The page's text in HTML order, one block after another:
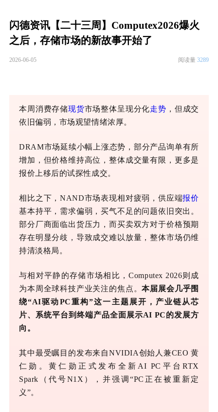
闪德资讯【二十三周】Computex2026爆火
之后，存储市场的新故事开始了
2026-06-05 阅读量 3289
本周消费存储现货市场整体呈现分化走势 ，但成交
依旧偏弱，市场观望情绪浓厚。
DRAM市场延续小幅上涨态势，部分产品询单有所
增加， 但价格维持高位，整体成交量有限， 更多是
报价上移后的试探性成交。
相比之下，NAND市场表现相对疲弱，供应端报价
基本持平， 需求偏弱 ，买气不足的问题依旧突出。
部分厂商面临出货压力，而买卖双方对于价格预期
存在明显分歧，导致成交难以放量，整体市场仍维
持清淡格局。
与相对平静的存储市场相比，Computex 2026则成
为本周全球科技产业关注的焦点。本届展会几乎围
绕“AI驱动PC重构”这一主题展开，产业链从芯
片、系统平台到终端产品全面展示AI PC的发展方
向。
其中最受瞩目的发布来自NVIDIA创始人兼CEO 黄
仁勋。黄仁勋正式发布全新AI PC平台RTX
Spark（代号N1X），并强调“PC正在被重新定
义”。